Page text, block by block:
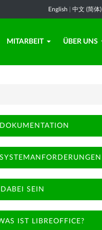
English 中文 (简体)
MITARBEIT ÜBER UNS
DOKUMENTATION
SYSTEMANFORDERUNGEN
DABEI SEIN
IST LIBREOFFICE?